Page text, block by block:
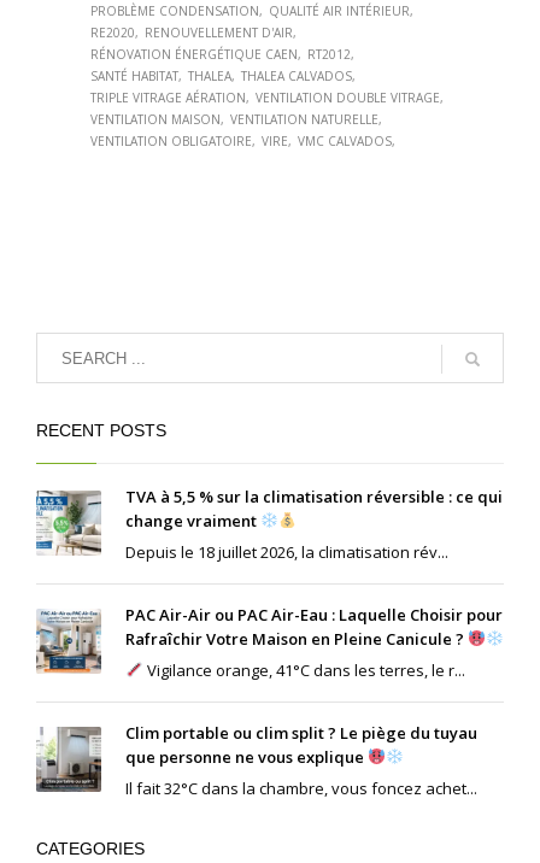
PROBLÈME CONDENSATION
QUALITÉ AIR INTÉRIEUR
RE2020
RENOUVELLEMENT D'AIR
RÉNOVATION ÉNERGÉTIQUE CAEN
RT2012
SANTÉ HABITAT THALEA THALEA CALVADOS
TRIPLE VITRAGE AÉRATION
VENTILATION DOUBLE VITRAGE
VENTILATION MAISON
VENTILATION NATURELLE
VENTILATION OBLIGATOIRE
VIRE VMC CALVADOS
RECENT POSTS
TVA à 5,5 % sur la climatisation réversible : ce qui
change vraiment
Depuis le 18 juillet 2026, la climatisation rév...
PAC Air-Air ou PAC Air-Eau : Laquelle Choisir pour
Rafraîchir Votre Maison en Pleine Canicule ?
Vigilance orange, 41°C dans les terres, le r...
Clim portable ou clim split ? Le piège du tuyau
que personne ne vous explique
Il fait 32°C dans la chambre, vous foncez achet...
CATEGORIES